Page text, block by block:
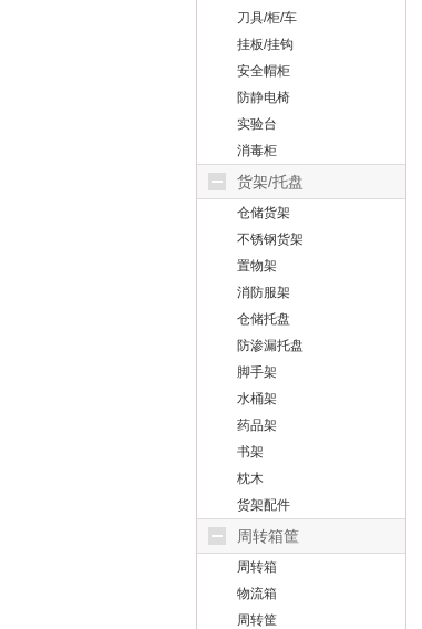
刀具/柜/车
挂板/挂钩
安全帽柜
防静电椅
实验台
消毒柜
货架/托盘
仓储货架
不锈钢货架
置物架
消防服架
仓储托盘
防渗漏托盘
脚手架
水桶架
药品架
书架
枕木
货架配件
周转箱筐
周转箱
物流箱
周转筐